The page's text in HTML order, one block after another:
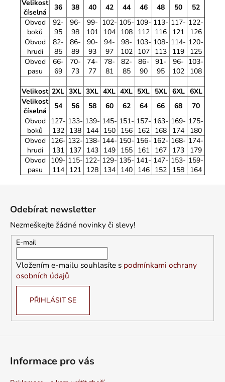
Velikost
číselná
36 38 40 42 44 46 48 50
52
Obvod
boků
92-
95
96-
98
99-
101
102-
104
105-
108
109-
112
113-
116
117-
121
122-
126
Obvod
hrudi
82-
85
86-
89
90-
93
94-
97
98-
102
103-
107
108-
113
114-
119
120-
125
Obvod
pasu
66-
69
70-
73
74-
77
78-
81
82-
85
86-
90
91-
95
96-
102
103-
108
Velikost 2XL 3XL 3XL 4XL 4XL 5XL 5XL 6XL 6XL
Velikost
číselná
54 56 58 60 62 64 66 68
70
Obvod
boků
127-
132
133-
138
139-
144
145-
150
151-
156
157-
162
163-
168
169-
174
175-
180
Obvod
hrudi
126-
131
132-
137
138-
143
144-
149
150-
155
156-
161
162-
167
168-
173
174-
179
Obvod
pasu
109-
114
115-
121
122-
128
129-
134
135-
140
141-
146
147-
152
153-
158
159-
164
Odebírat newsletter
Nezmeškejte žádné novinky či slevy!
E-mail
Vložením e-mailu souhlasíte s podmínkami ochrany
osobních údajů
PŘIHLÁSIT SE
Informace pro vás